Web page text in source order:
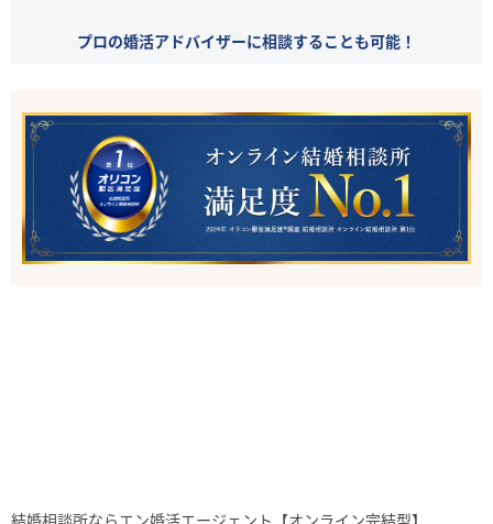
プロの婚活アドバイザーに相談することも可能！
結婚相談所ならエン婚活エージェント【オンライン完結型】